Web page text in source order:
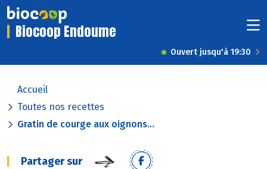
Biocoop Endoume
Ouvert jusqu'à 19:30
Accueil
Toutes nos recettes
Gratin de courge aux oignons...
Partager sur